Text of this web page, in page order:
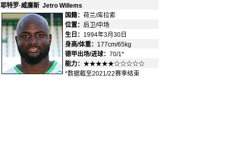
耶特罗·威廉斯 Jetro Willems
国籍： 荷兰/库拉索
位置： 后卫/中场
生日： 1994年3月30日
身高/体重： 177cm/65kg
德甲出场/进球： 70/1*
能力： ★★★★★☆☆☆☆☆
*数据截至2021/22赛季结束